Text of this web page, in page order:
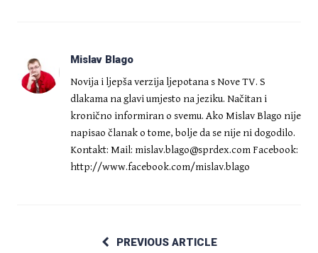
Mislav Blago
Novija i ljepša verzija ljepotana s Nove TV. S
dlakama na glavi umjesto na jeziku. Načitan i
kronično informiran o svemu. Ako Mislav Blago nije
napisao članak o tome, bolje da se nije ni dogodilo.
Kontakt: Mail: mislav.blago@sprdex.com Facebook:
http://www.facebook.com/mislav.blago
PREVIOUS ARTICLE